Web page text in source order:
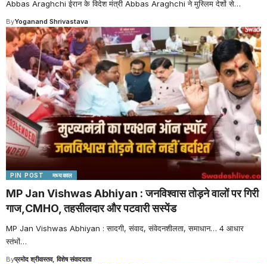
Abbas Araghchi ईरान के विदेश मंत्री Abbas Araghchi ने मुस्लिम देशों से…
ByYoganand Shrivastava
PIN POST मध्यकाल
MP Jan Vishwas Abhiyan : जनविश्वास तोड़ने वालों पर गिरी
गाज,CMHO, तहसीलदार और पटवारी सस्पेंड
MP Jan Vishwas Abhiyan : सादगी, संवाद, संवेदनशीलता, समाधान… 4 आधार
स्तंभों…
Byप्रमोद श्रीवास्तव, विशेष संवाददाता